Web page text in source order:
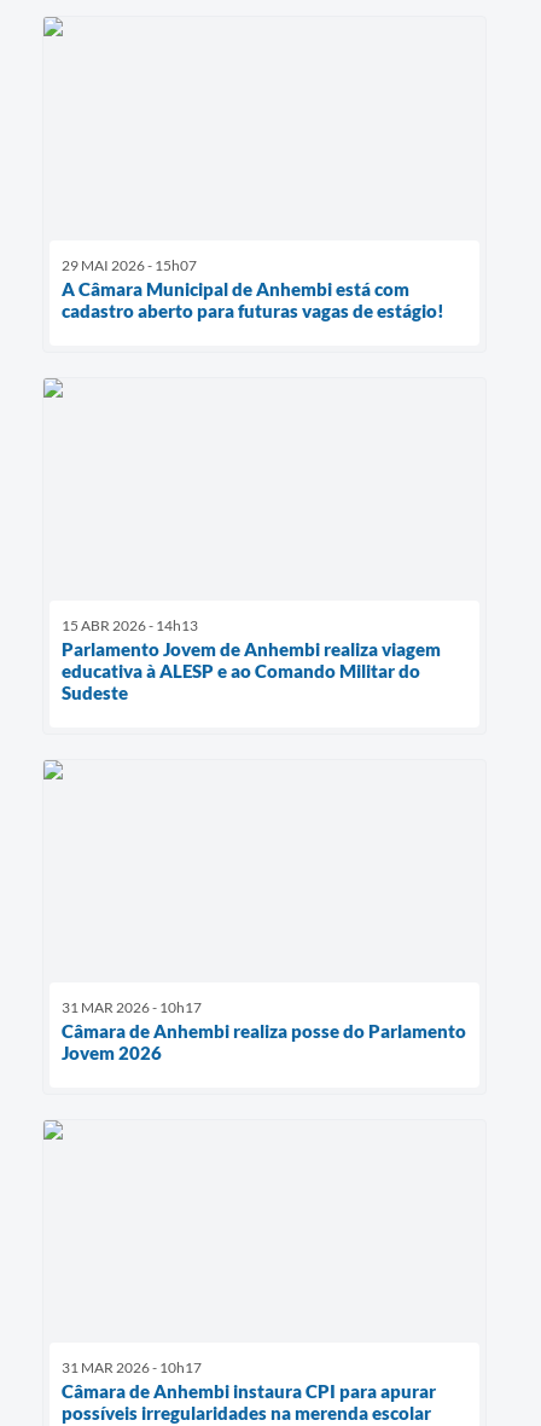
29 MAI 2026 - 15h07
A Câmara Municipal de Anhembi está com
cadastro aberto para futuras vagas de estágio!
15 ABR 2026 - 14h13
Parlamento Jovem de Anhembi realiza viagem
educativa à ALESP e ao Comando Militar do
Sudeste
31 MAR 2026 - 10h17
Câmara de Anhembi realiza posse do Parlamento
Jovem 2026
31 MAR 2026 - 10h17
Câmara de Anhembi instaura CPI para apurar
possíveis irregularidades na merenda escolar